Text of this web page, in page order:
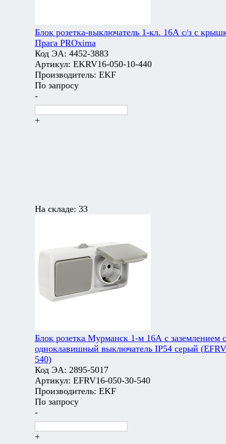
Блок розетка-выключатель 1-кл. 16А с/з с
Прага PROxima
Код ЭА: 4452-3883
Артикул: EKRV16-050-10-440
Производитель: EKF
По запросу
-
+
На складе: 33
Блок розетка Мурманск 1-м 16А с заземлением
одноклавишный выключатель IP54 серый
540)
Код ЭА: 2895-5017
Артикул: EFRV16-050-30-540
Производитель: EKF
По запросу
-
+